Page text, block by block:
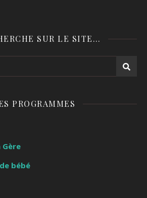
SUR LE SITE…
PROGRAMMES
Gère
bébé